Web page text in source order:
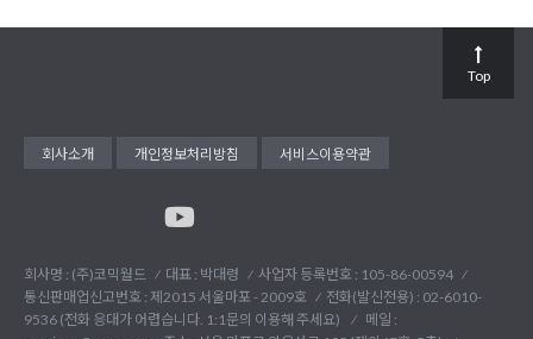
회사소개 개인정보처리방침 서비스이용약관
회사명 : (주)코믹월드 대표 : 박대령
사업자 등록번호 : 105-86-00594
통신판매업신고번호 : 제2015 서울마포 - 2009호
전화(발신전용) : 02-6010-
9536 (전화 응대가 어렵습니다. 1:1문의 이용해 주세요)
메일 :
Top